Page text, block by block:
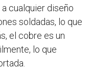
cualquier diseño
soldadas, lo que
el cobre es un
lo que